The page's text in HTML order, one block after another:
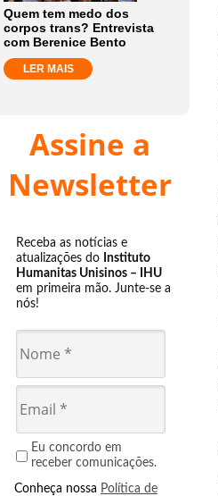
Quem tem medo dos
corpos trans? Entrevista
com Berenice Bento
LER MAIS
Assine a
Newsletter
Receba as notícias e
atualizações do Instituto
Humanitas Unisinos – IHU
em primeira mão. Junte-se a
nós!
Eu concordo em
receber comunicações.
Conheça nossa Política de